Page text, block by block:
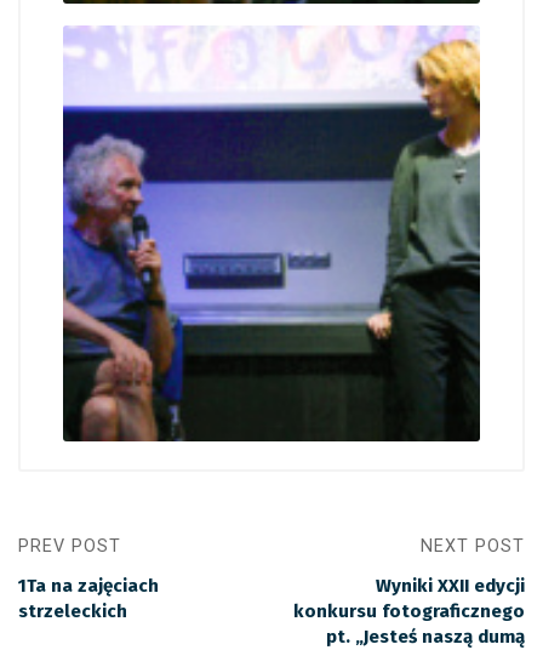
PREV POST
1Ta na zajęciach
strzeleckich
NEXT POST
Wyniki XXII edycji
konkursu fotograficznego
pt. „Jesteś naszą dumą